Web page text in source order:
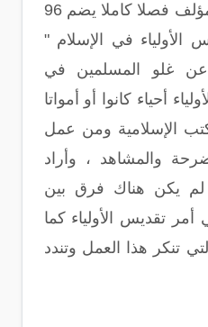
1967م . وقد خصص المؤلف فصلا كاملا يضم 96
في الإسلام "
غلو المسلمين في
أحياء كانوا أو أمواتا
الإسلامية ومن عمل
والمشاهد ، وأراد
لم يكن هناك فرق بين
تقديس الأولياء كما
تنكر هذا العمل وتندد